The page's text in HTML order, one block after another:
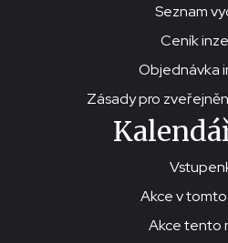
Seznam
Ceník
Objednávka
Zásady pro
Akce v
Akce tento